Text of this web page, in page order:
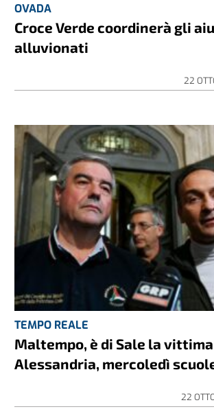
OVADA
Croce Verde coordinerà gli
alluvionati
22
TEMPO REALE
Maltempo, è di Sale la
Alessandria, mercoledì
22